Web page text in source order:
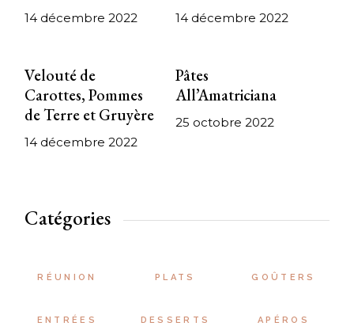
14 décembre 2022 14 décembre 2022
Velouté de
Carottes, Pommes
de Terre et Gruyère
14 décembre 2022
Pâtes
All’Amatriciana
25 octobre 2022
Catégories
RÉUNION PLATS GOÛTERS
ENTRÉES DESSERTS APÉROS